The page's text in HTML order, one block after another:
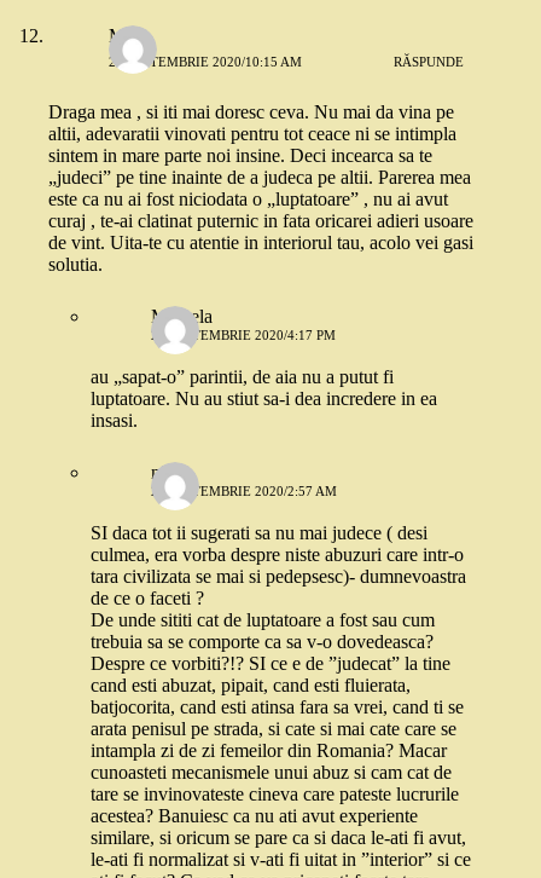
MN
27 SEPTEMBRIE 2020/10:15 AM RĂSPUNDE
Draga mea , si iti mai doresc ceva. Nu mai da vina pe
altii, adevaratii vinovati pentru tot ceace ni se intimpla
sintem in mare parte noi insine. Deci incearca sa te
„judeci” pe tine inainte de a judeca pe altii. Parerea mea
este ca nu ai fost niciodata o „luptatoare” , nu ai avut
curaj , te-ai clatinat puternic in fata oricarei adieri usoare
de vint. Uita-te cu atentie in interiorul tau, acolo vei gasi
solutia.
Mihaela
27 SEPTEMBRIE 2020/4:17 PM
au „sapat-o” parintii, de aia nu a putut fi
luptatoare. Nu au stiut sa-i dea incredere in ea
insasi.
niko
28 SEPTEMBRIE 2020/2:57 AM
SI daca tot ii sugerati sa nu mai judece ( desi
culmea, era vorba despre niste abuzuri care intr-o
tara civilizata se mai si pedepsesc)- dumnevoastra
de ce o faceti ?
De unde sititi cat de luptatoare a fost sau cum
trebuia sa se comporte ca sa v-o dovedeasca?
Despre ce vorbiti?!? SI ce e de ”judecat” la tine
cand esti abuzat, pipait, cand esti fluierata,
batjocorita, cand esti atinsa fara sa vrei, cand ti se
arata penisul pe strada, si cate si mai cate care se
intampla zi de zi femeilor din Romania? Macar
cunoasteti mecanismele unui abuz si cam cat de
tare se invinovateste cineva care pateste lucrurile
acestea? Banuiesc ca nu ati avut experiente
similare, si oricum se pare ca si daca le-ati fi avut,
le-ati fi normalizat si v-ati fi uitat in ”interior” si ce